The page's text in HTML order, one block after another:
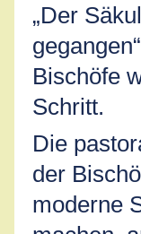
„Der
Bischöfe
Schritt.
Die
der
moderne